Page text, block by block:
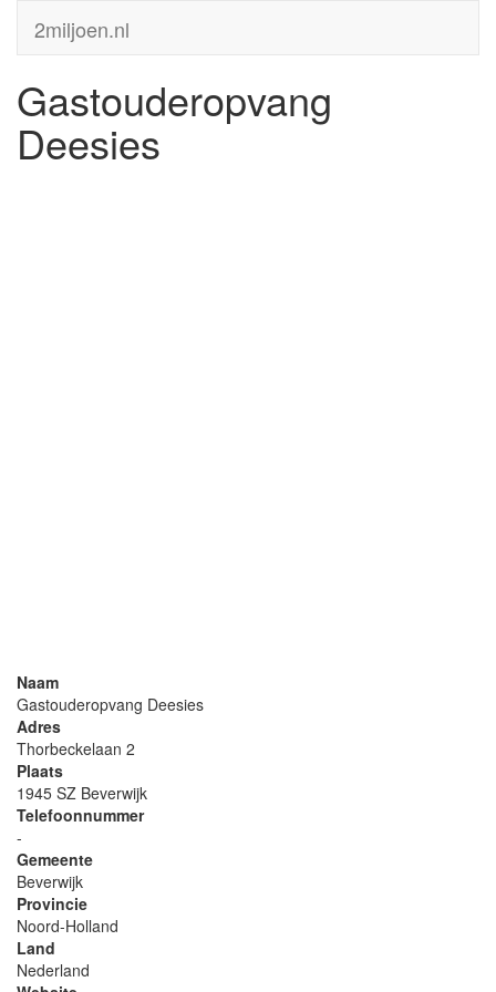
2miljoen.nl
Gastouderopvang
Deesies
Naam
Gastouderopvang Deesies
Adres
Thorbeckelaan 2
Plaats
1945 SZ Beverwijk
Telefoonnummer
-
Gemeente
Beverwijk
Provincie
Noord-Holland
Land
Nederland